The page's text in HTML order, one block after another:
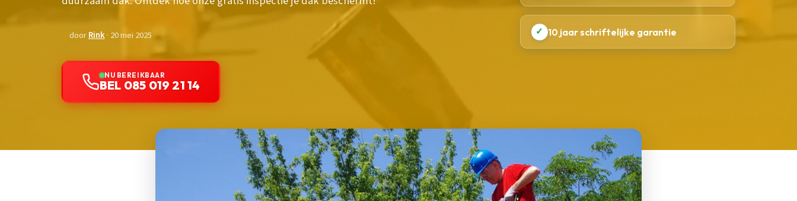
doorRink· 20 mei 2025
NU BEREIKBAAR
BEL 085 019 21 14
✓ 10 jaar schriftelijke garantie